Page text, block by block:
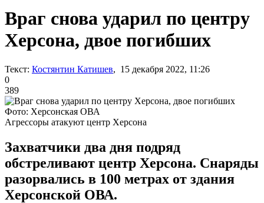
Враг снова ударил по центру
Херсона, двое погибших
Текст: Костянтин Катишев, 15 декабря 2022, 11:26
0
389
Фото: Херсонская ОВА
Агрессоры атакуют центр Херсона
Захватчики два дня подряд
обстреливают центр Херсона. Снаряды
разорвались в 100 метрах от здания
Херсонской ОВА.